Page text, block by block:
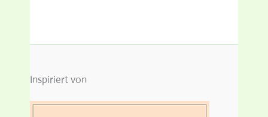
Inspiriert von